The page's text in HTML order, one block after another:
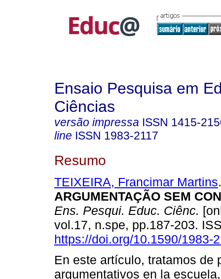
Ensaio Pesquisa em
Ciências
versão impressa ISSN 1415-
line ISSN 1983-2117
Resumo
TEIXEIRA, Francimar Martins.
ARGUMENTAÇÃO SEM
Ens. Pesqui. Educ. Ciênc.
vol.17, n.spe, pp.187-203.
https://doi.org/10.1590/1983-
En este artículo, tratamos de
argumentativos en la